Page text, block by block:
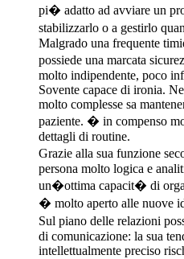
pi� adatto ad avviare un
stabilizzarlo o a gestirlo
Malgrado una frequente
possiede una marcata
molto indipendente, poco
Sovente capace di ironia.
molto complesse sa
paziente. � in compenso
dettagli di routine.
Grazie alla sua funzione
persona molto logica e
un�ottima capacit� di
� molto aperto alle nuove
Sul piano delle relazioni
di comunicazione: la sua
intellettualmente preciso